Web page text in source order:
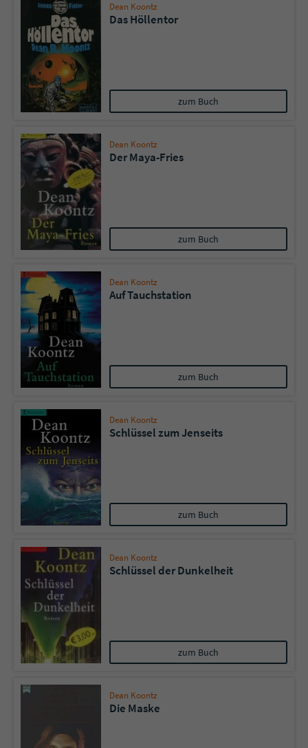
Dean Koontz
Das Höllentor
zum Buch
Dean Koontz
Der Maya-Fries
zum Buch
Dean Koontz
Auf Tauchstation
zum Buch
Dean Koontz
Schlüssel zum Jenseits
zum Buch
Dean Koontz
Schlüssel der Dunkelheit
zum Buch
Dean Koontz
Die Maske